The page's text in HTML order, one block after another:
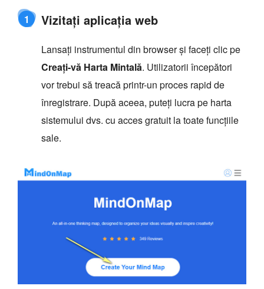
1 Vizitați aplicația web
Lansați instrumentul din browser și faceți clic pe
Creați-vă Harta Mintală. Utilizatorii începători
vor trebui să treacă printr-un proces rapid de
înregistrare. După aceea, puteți lucra pe harta
sistemului dvs. cu acces gratuit la toate funcțiile
sale.